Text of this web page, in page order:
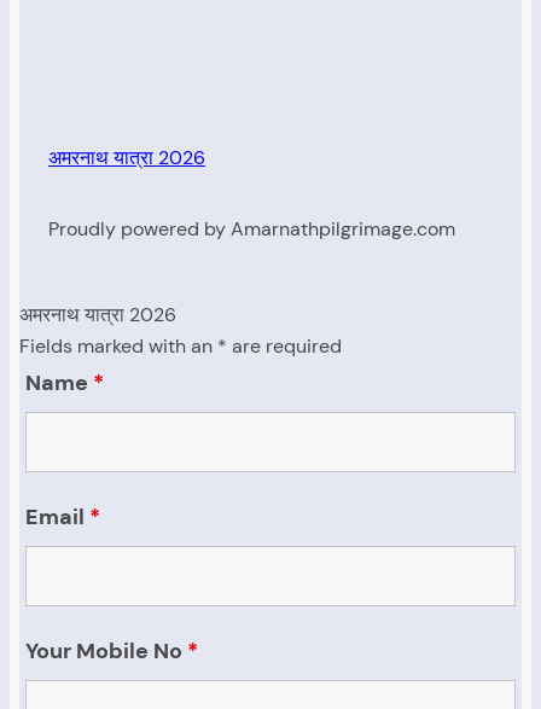
अमरनाथ यात्रा 2026
Proudly powered by Amarnathpilgrimage.com
अमरनाथ यात्रा 2026
Fields marked with an * are required
Name *
Email *
Your Mobile No *